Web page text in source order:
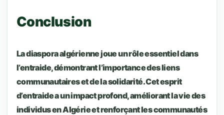
Conclusion
La diaspora algérienne joue un rôle essentiel dans
l’entraide, démontrant l’importance des liens
communautaires et de la solidarité. Cet esprit
d’entraide a un impact profond, améliorant la vie des
individus en Algérie et renforçant les communautés